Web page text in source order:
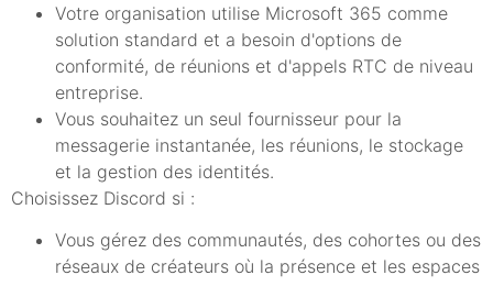
Votre organisation utilise Microsoft 365 comme
solution standard et a besoin d'options de
conformité, de réunions et d'appels RTC de niveau
entreprise.
Vous souhaitez un seul fournisseur pour la
messagerie instantanée, les réunions, le stockage
et la gestion des identités.
Choisissez Discord si :
Vous gérez des communautés, des cohortes ou des
réseaux de créateurs où la présence et les espaces